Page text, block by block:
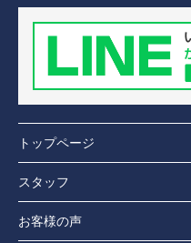
トップページ
スタッフ
お客様の声